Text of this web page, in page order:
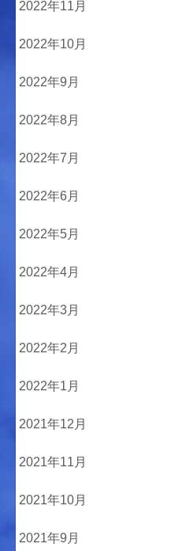
2022年11月
2022年10月
2022年9月
2022年8月
2022年7月
2022年6月
2022年5月
2022年4月
2022年3月
2022年2月
2022年1月
2021年12月
2021年11月
2021年10月
2021年9月